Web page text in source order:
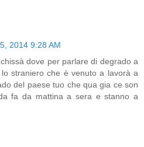
2014 9:28 AM
dove per parlare di degrado a
straniero che è venuto a lavorà a
del paese tuo che qua gia ce son
fa da mattina a sera e stanno a